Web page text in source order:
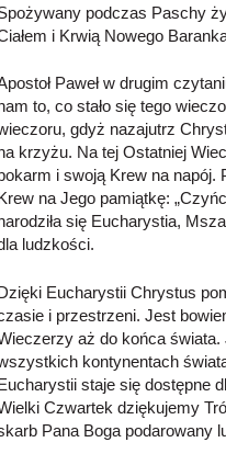
podczas Paschy
i Krwią Nowego
Paweł w drugim
to, co stało się tego
gdyż nazajutrz
krzyżu. Na tej Ostatniej
i swoją Krew na napój.
na Jego pamiątkę:
się Eucharystia,
ludzkości.
Eucharystii Chrystus
i przestrzeni. Jest
aż do końca
kontynentach
staje się dostępne
Czwartek dziękujemy
Pana Boga podarowany